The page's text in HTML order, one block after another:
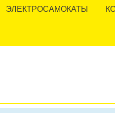
ЭЛЕКТРОСАМОКАТЫ